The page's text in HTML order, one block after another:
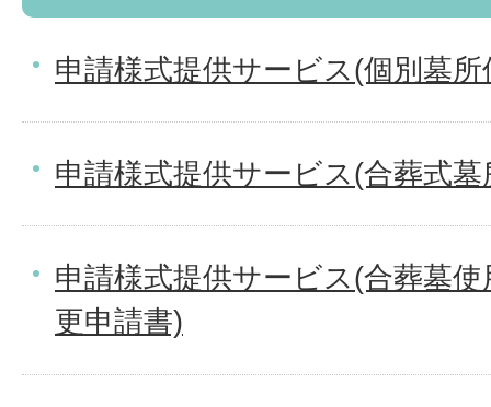
申請様式提供サービス(個別墓
申請様式提供サービス(合葬式
申請様式提供サービス(合葬墓
更申請書)